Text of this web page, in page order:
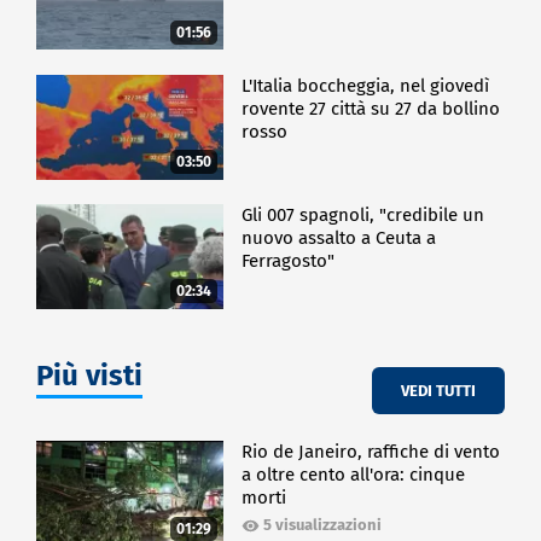
CRONACA 01:56
03:50
L'Italia boccheggia, nel giovedì
rovente 27 città su 27 da bollino
rosso
02:34
Gli 007 spagnoli, "credibile un
nuovo assalto a Ceuta a
Ferragosto"
Più visti VEDI TUTTI
01:29
Rio de Janeiro, raffiche di vento
a oltre cento all'ora: cinque
morti
5 visualizzazioni